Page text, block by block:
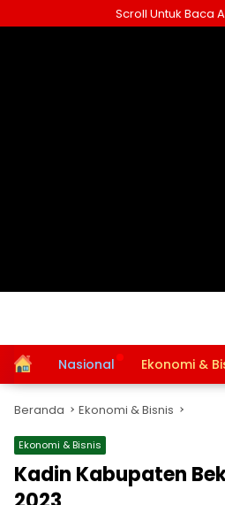
ke
Scroll Untuk Baca
HomeNasional Ekonomi &
Beranda Ekonomi & Bisnis
Ekonomi & Bisnis
Kadin Kabupaten